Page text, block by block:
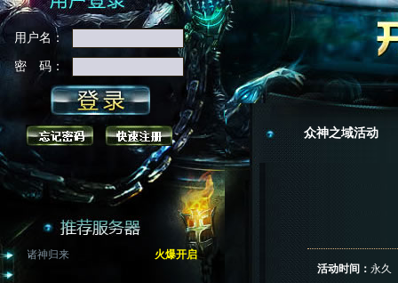
众神之域活动
活动时间： 永久
用户名：
密 码：
火爆开启
诸神归来